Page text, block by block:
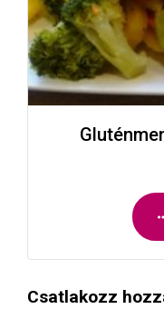
Gluténmentes
Csatlakozz